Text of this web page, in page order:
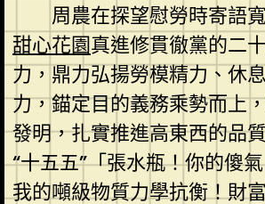
周農在探望慰勞時寄語
甜心花園真進修貫徹黨的二
力，鼎力弘揚勞模精力、休
力，錨定目的義務乘勢而上
發明，扎實推進高東西的品
“十五五”「張水瓶！你的傻
我的噸級物質力學抗衡！財